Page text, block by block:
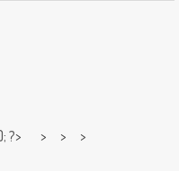
?> > > >